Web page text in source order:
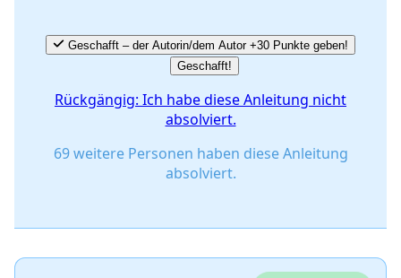
Geschafft – der Autorin/dem Autor +30 Punkte geben!
Geschafft!
Rückgängig: Ich habe diese Anleitung nicht
absolviert.
69 weitere Personen haben diese Anleitung
absolviert.